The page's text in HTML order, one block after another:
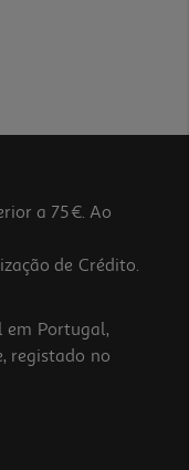
a 75€. Ao
de Crédito.
em Portugal,
registado no